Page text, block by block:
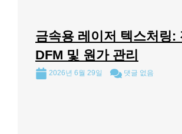
금속용 레이저 텍스처링:
DFM 및 원가 관리
2026년 6월 29일 댓글 없음